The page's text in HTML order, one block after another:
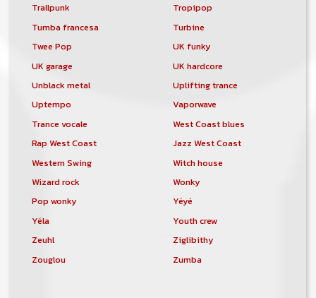
Trallpunk
Tropipop
Tumba francesa
Turbine
Twee Pop
UK funky
UK garage
UK hardcore
Unblack metal
Uplifting trance
Uptempo
Vaporwave
Trance vocale
West Coast blues
Rap West Coast
Jazz West Coast
Western Swing
Witch house
Wizard rock
Wonky
Pop wonky
Yéyé
Yéla
Youth crew
Zeuhl
Ziglibithy
Zouglou
Zumba